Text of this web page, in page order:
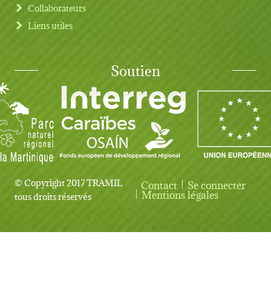
Collaborateurs
Liens utiles
Soutien
© Copyright 2017 TRAMIL
tous droits réservés
User account menu
Contact Se connecter
Mentions légales